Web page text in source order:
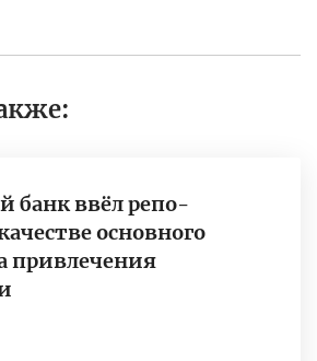
банк ввёл репо-
основного
привлечения